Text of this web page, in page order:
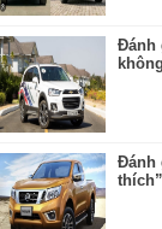
Đánh
Đánh
thích”